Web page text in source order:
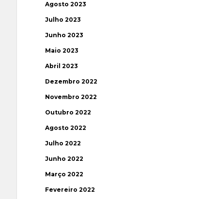
Agosto 2023
Julho 2023
Junho 2023
Maio 2023
Abril 2023
Dezembro 2022
Novembro 2022
Outubro 2022
Agosto 2022
Julho 2022
Junho 2022
Março 2022
Fevereiro 2022